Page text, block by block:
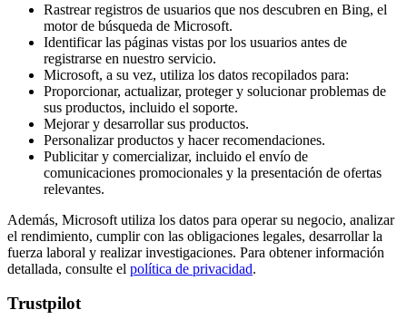
Rastrear registros de usuarios que nos descubren en Bing, el
motor de búsqueda de Microsoft.
Identificar las páginas vistas por los usuarios antes de
registrarse en nuestro servicio.
Microsoft, a su vez, utiliza los datos recopilados para:
Proporcionar, actualizar, proteger y solucionar problemas de
sus productos, incluido el soporte.
Mejorar y desarrollar sus productos.
Personalizar productos y hacer recomendaciones.
Publicitar y comercializar, incluido el envío de
comunicaciones promocionales y la presentación de ofertas
relevantes.
Además, Microsoft utiliza los datos para operar su negocio, analizar
el rendimiento, cumplir con las obligaciones legales, desarrollar la
fuerza laboral y realizar investigaciones. Para obtener información
detallada, consulte el política de privacidad.
Trustpilot